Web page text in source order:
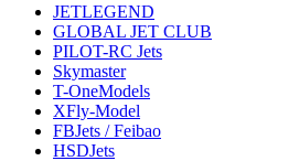
JETLEGEND
GLOBAL JET CLUB
PILOT-RC Jets
Skymaster
T-OneModels
XFly-Model
FBJets / Feibao
HSDJets